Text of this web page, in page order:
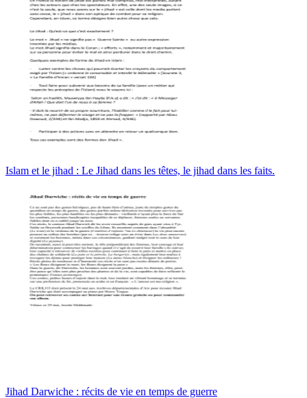
Islam et le jihad : Le Jihad dans les têtes, le jihad dans les faits.
Jihad Darwiche : récits de vie en temps de guerre